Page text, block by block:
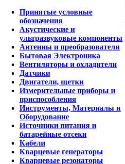
Принятые условные
обозначения
Акустические и
ультразвуковые компоненты
Антенны и преобразователи
Бытовая Электроника
Вентиляторы и охладители
Датчики
Двигатели, щетки
Измерительные приборы и
приспособления
Инструменты, Материалы и
Оборудование
Источники питания и
батарейные отсеки
Кабели
Кварцевые генераторы
Кварцевые резонаторы